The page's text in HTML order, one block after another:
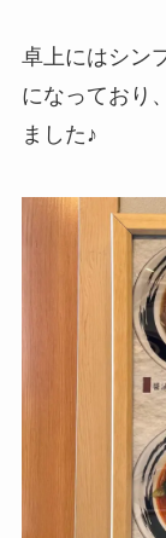
卓上にはシン
になっており
ました♪